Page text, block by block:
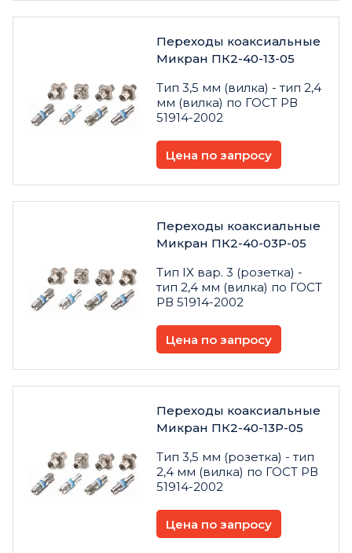
Переходы коаксиальные
Микран ПК2-40-13-05
Тип 3,5 мм (вилка) - тип 2,4
мм (вилка) по ГОСТ РВ
51914-2002
Цена по запросу
Переходы коаксиальные
Микран ПК2-40-03Р-05
Тип IX вар. 3 (розетка) -
тип 2,4 мм (вилка) по ГОСТ
РВ 51914-2002
Цена по запросу
Переходы коаксиальные
Микран ПК2-40-13Р-05
Тип 3,5 мм (розетка) - тип
2,4 мм (вилка) по ГОСТ РВ
51914-2002
Цена по запросу